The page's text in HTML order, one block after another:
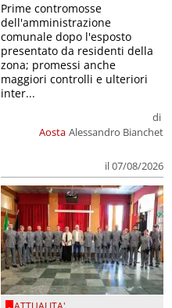
Aosta
di
Alessandro Bianchet
il 07/08/2026
Prime contromosse
dell'amministrazione
comunale dopo l'esposto
presentato da residenti della
zona; promessi anche
maggiori controlli e ulteriori
inter...